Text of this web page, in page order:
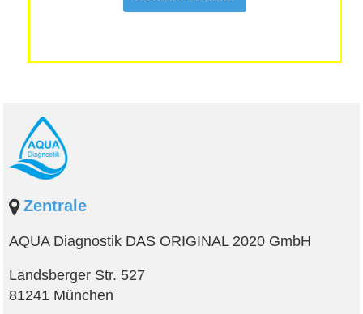
Zentrale
AQUA Diagnostik DAS ORIGINAL 2020 GmbH
Landsberger Str. 527
81241 München